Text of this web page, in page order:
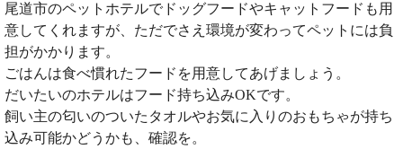
尾道市のペットホテルでドッグフードやキャットフードも用
意してくれますが、ただでさえ環境が変わってペットには負
担がかかります。
ごはんは食べ慣れたフードを用意してあげましょう。
だいたいのホテルはフード持ち込みOKです。
飼い主の匂いのついたタオルやお気に入りのおもちゃが持ち
込み可能かどうかも、確認を。